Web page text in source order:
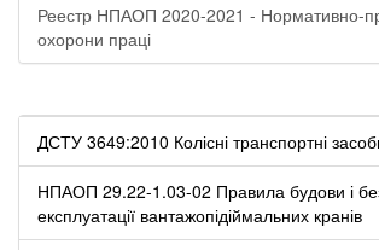
Реестр НПАОП 2020-2021 - Нормативно-
охорони праці
ДСТУ 3649:2010 Колісні транспортні
НПАОП 29.22-1.03-02 Правила будови і
експлуатації вантажопідіймальних кранів